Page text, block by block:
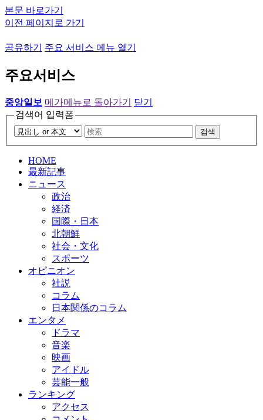
본문 바로가기
이전 페이지로 가기
공유하기 주요 서비스 메뉴 열기
주요서비스
중앙일보 메가메뉴로 돌아가기
닫기
검색어 입력폼
검색
HOME
最新記事
ニュース
政治
経済
国際・日本
北朝鮮
社会・文化
スポーツ
オピニオン
社説
コラム
日本関係のコラム
エンタメ
ドラマ
音楽
映画
アイドル
芸能一般
ランキング
アクセス